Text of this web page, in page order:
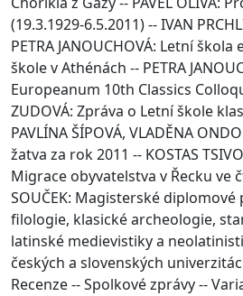
(19.3.1929-6.5.2011) -- IVAN
PETRA JANOUCHOVÁ: Letní
škole v Athénách -- PETRA
Europeanum 10th Classics
ZUDOVÁ: Zpráva o Letní škole
PAVLÍNA ŠÍPOVÁ, VLADĚNA
žatva za rok 2011 -- KOSTAS
Migrace obyvatelstva v Řecku ve
SOUČEK: Magisterské diplomové
filologie, klasické archeologie,
latinské medievistiky a
českých a slovenských
Recenze -- Spolkové zprávy --